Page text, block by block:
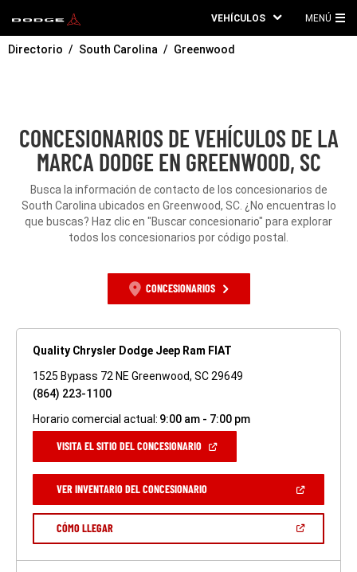
VEHÍCULOS MENÚ
Directorio South Carolina Greenwood
CONCESIONARIOS DE VEHÍCULOS DE LA
MARCA DODGE EN GREENWOOD, SC
Busca la información de contacto de los concesionarios de
South Carolina ubicados en Greenwood, SC. ¿No encuentras lo
que buscas? Haz clic en "Buscar concesionario" para explorar
todos los concesionarios por código postal.
CONCESIONARIOS
Quality Chrysler Dodge Jeep Ram FIAT
1525 Bypass 72 NE Greenwood, SC 29649
(864) 223-1100
Horario comercial actual: 9:00 am - 7:00 pm
VISITA EL SITIO DEL CONCESIONARIO(ABRIR
VENTANA
NUEVA)
VER INVENTARIO DEL CONCESIONARIO(ABRIR
UNA
CÓMO LLEGAR(ABRIR
VENTANA